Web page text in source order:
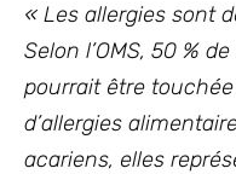
« Les allergies sont
Selon l’OMS, 50 %
pourrait être touchée
d’allergies
acariens, elles